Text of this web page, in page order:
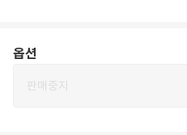
옵션
판매중지